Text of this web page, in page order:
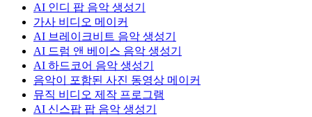
AI 인디 팝 음악 생성기
가사 비디오 메이커
AI 브레이크비트 음악 생성기
AI 드럼 앤 베이스 음악 생성기
AI 하드코어 음악 생성기
음악이 포함된 사진 동영상 메이커
뮤직 비디오 제작 프로그램
AI 신스팝 팝 음악 생성기